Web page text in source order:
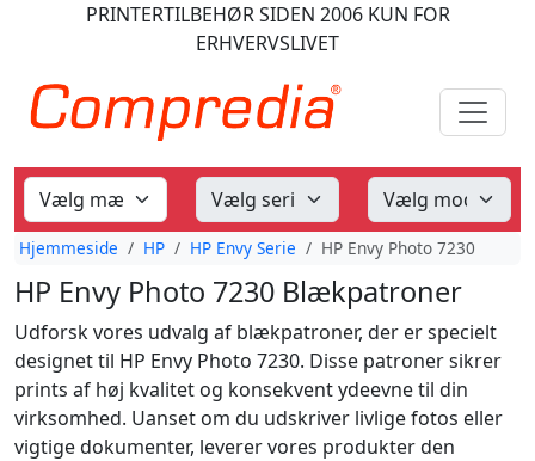
PRINTERTILBEHØRSIDEN 2006KUN FOR
ERHVERVSLIVET
Hjemmeside HP HP Envy Serie HP Envy Photo 7230
HP Envy Photo 7230 Blækpatroner
Udforsk vores udvalg af blækpatroner, der er specielt
designet til HP Envy Photo 7230. Disse patroner sikrer
prints af høj kvalitet og konsekvent ydeevne til din
virksomhed. Uanset om du udskriver livlige fotos eller
vigtige dokumenter, leverer vores produkter den